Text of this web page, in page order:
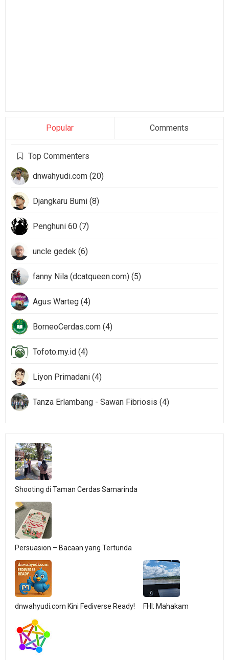
Popular Comments
Top Commenters
dnwahyudi.com (20)
Djangkaru Bumi (8)
Penghuni 60 (7)
uncle gedek (6)
fanny Nila (dcatqueen.com) (5)
Agus Warteg (4)
BorneoCerdas.com (4)
Tofoto.my.id (4)
Liyon Primadani (4)
Tanza Erlambang - Sawan Fibriosis (4)
Shooting di Taman Cerdas Samarinda
Persuasion – Bacaan yang Tertunda
dnwahyudi.com Kini Fediverse Ready! FHI: Mahakam